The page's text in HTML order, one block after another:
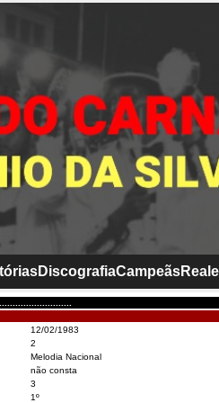
DiscografiaCampeãs
12/02/1983
2
Melodia Nacional
não consta
3
1º